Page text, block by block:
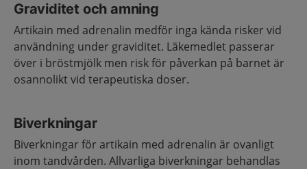
Graviditet och amning
Artikain med adrenalin medför inga kända risker vid
användning under graviditet. Läkemedlet passerar
över i bröstmjölk men risk för påverkan på barnet är
osannolikt vid terapeutiska doser.
Biverkningar
Biverkningar för artikain med adrenalin är ovanligt
inom tandvården. Allvarliga biverkningar behandlas